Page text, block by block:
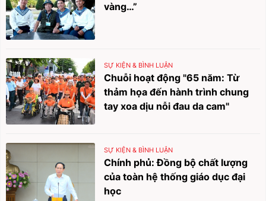
vàng…”
SỰ KIỆN & BÌNH LUẬN
Chuỗi hoạt động "65 năm: Từ
thảm họa đến hành trình chung
tay xoa dịu nỗi đau da cam"
SỰ KIỆN & BÌNH LUẬN
Chính phủ: Đồng bộ chất lượng
của toàn hệ thống giáo dục đại
học